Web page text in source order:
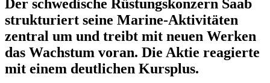
Der schwedische Rüstungskonzern Saab
strukturiert seine Marine-Aktivitäten
zentral um und treibt mit neuen Werken
das Wachstum voran. Die Aktie reagierte
mit einem deutlichen Kursplus.